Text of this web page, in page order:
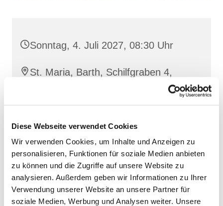
Diese Webseite verwendet Cookies
Wir verwenden Cookies, um Inhalte und Anzeigen zu
personalisieren, Funktionen für soziale Medien anbieten
zu können und die Zugriffe auf unsere Website zu
analysieren. Außerdem geben wir Informationen zu Ihrer
Verwendung unserer Website an unsere Partner für
soziale Medien, Werbung und Analysen weiter. Unsere
Sonntag, 4. Juli 2027, 08:30 Uhr
St. Maria, Barth, Schilfgraben 4,